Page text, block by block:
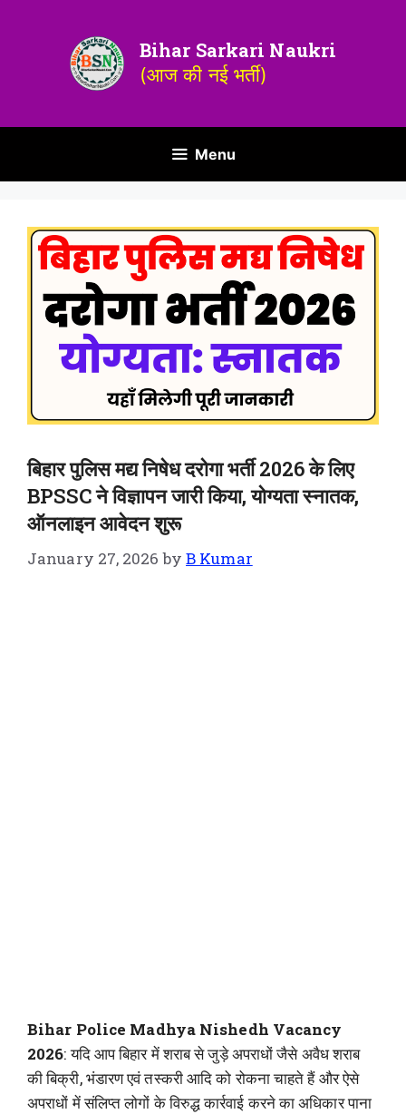
Bihar Sarkari Naukri
(आज की नई भर्ती)
Menu
बिहार पुलिस मद्य निषेध दरोगा भर्ती 2026 के लिए
BPSSC ने विज्ञापन जारी किया, योग्यता स्नातक,
ऑनलाइन आवेदन शुरू
January 27, 2026 byB Kumar
Bihar Police Madhya Nishedh Vacancy
2026: यदि आप बिहार में शराब से जुड़े अपराधों जैसे अवैध शराब
की बिक्री, भंडारण एवं तस्करी आदि को रोकना चाहते हैं और ऐसे
अपराधों में संलिप्त लोगों के विरुद्ध कार्रवाई करने का अधिकार पाना